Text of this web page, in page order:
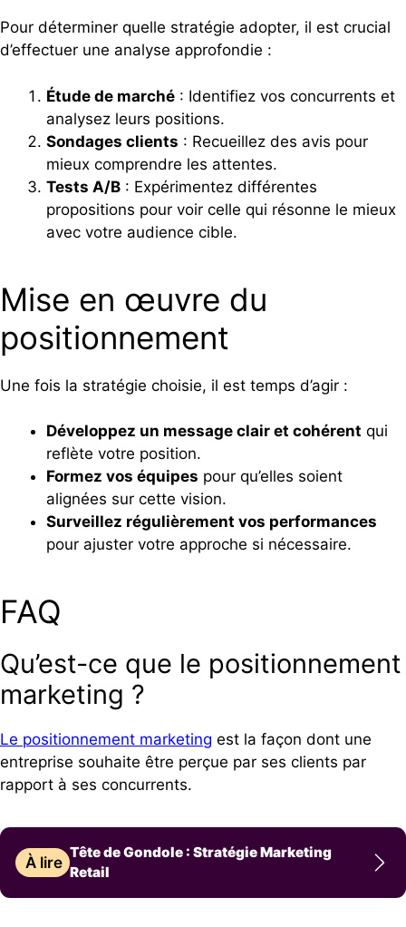
Pour déterminer quelle stratégie adopter, il est crucial
d’effectuer une analyse approfondie :
Étude de marché : Identifiez vos concurrents et
analysez leurs positions.
Sondages clients : Recueillez des avis pour
mieux comprendre les attentes.
Tests A/B : Expérimentez différentes
propositions pour voir celle qui résonne le mieux
avec votre audience cible.
Mise en œuvre du
positionnement
Une fois la stratégie choisie, il est temps d’agir :
Développez un message clair et cohérent qui
reflète votre position.
Formez vos équipes pour qu’elles soient
alignées sur cette vision.
Surveillez régulièrement vos performances
pour ajuster votre approche si nécessaire.
FAQ
Qu’est-ce que le positionnement
marketing ?
Le positionnement marketing est la façon dont une
entreprise souhaite être perçue par ses clients par
rapport à ses concurrents.
À lire
Tête de Gondole : Stratégie Marketing
Retail